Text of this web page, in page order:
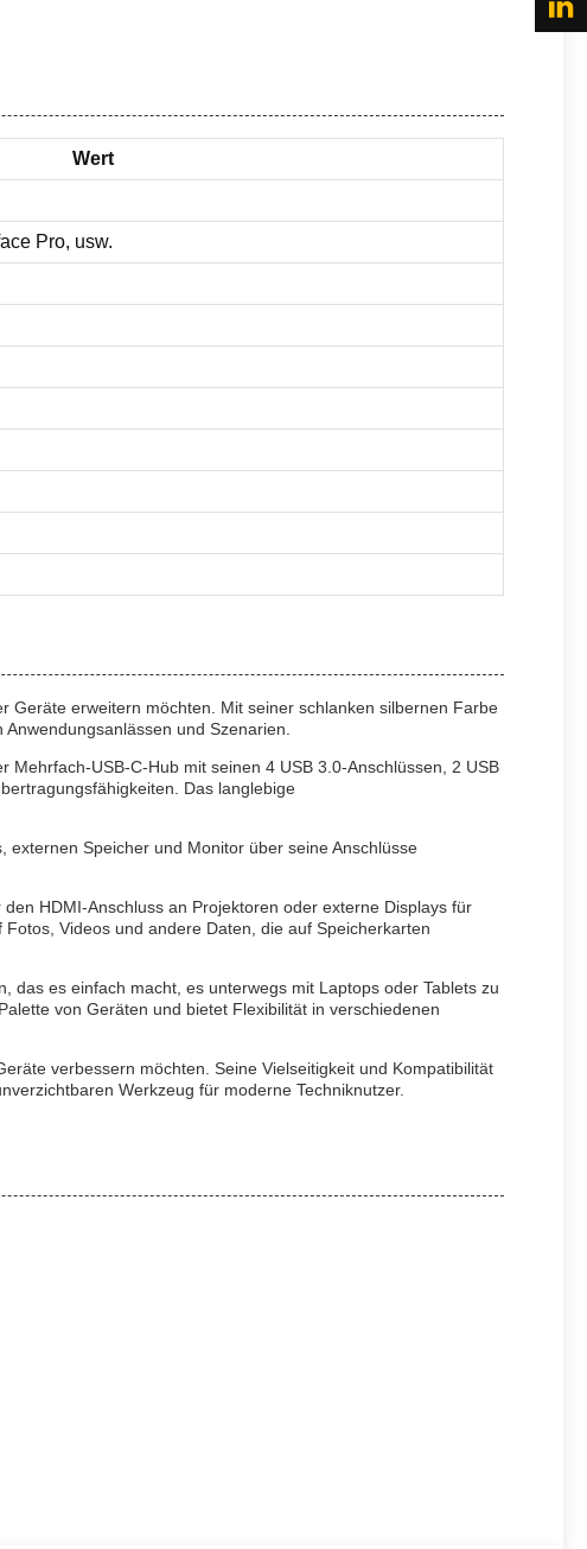
Wert
Pro, usw.
Geräte erweitern möchten. Mit seiner schlanken silbernen Farbe
und Szenarien.
USB-C-Hub mit seinen 4 USB 3.0-Anschlüssen, 2 USB
Das langlebige
Speicher und Monitor über seine Anschlüsse
HDMI-Anschluss an Projektoren oder externe Displays für
Videos und andere Daten, die auf Speicherkarten
das es einfach macht, es unterwegs mit Laptops oder Tablets zu
von Geräten und bietet Flexibilität in verschiedenen
verbessern möchten. Seine Vielseitigkeit und Kompatibilität
Werkzeug für moderne Techniknutzer.